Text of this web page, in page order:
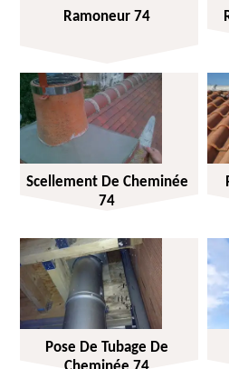
Ramoneur 74
Scellement De Cheminée
74
Pose De Tubage De